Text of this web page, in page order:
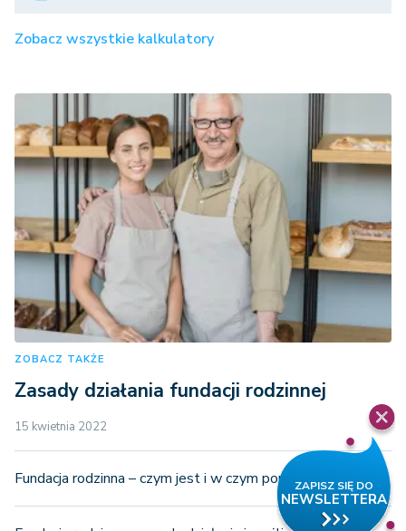
Zobacz wszystkie kalkulatory
ZOBACZ TAKŻE
Zasady działania fundacji rodzinnej
15 kwietnia 2022
Fundacja rodzinna – czym jest i w czym pomaga?